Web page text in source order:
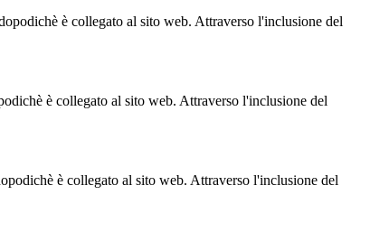
è collegato al sito web. Attraverso l'inclusione del
è collegato al sito web. Attraverso l'inclusione del
è collegato al sito web. Attraverso l'inclusione del